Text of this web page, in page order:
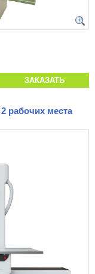
ЗАКАЗАТЬ
рабочих места